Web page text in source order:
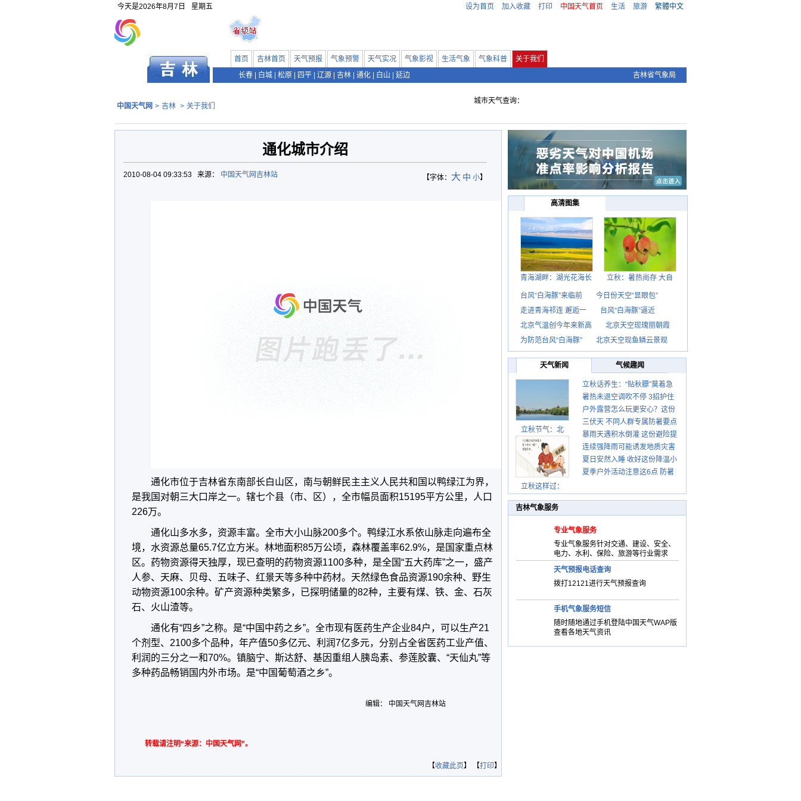
今天是2026年8月7日 星期五 设为首页 加入收藏 打印 中国天气首页 生活 旅游 繁體中文
首页 吉林首页 天气预报 气象预警 天气实况 气象影视 生活气象 气象科普
关于我们
长春
白城 松原 四平 辽源 吉林 通化 白山 延边 吉林省气象局
中国天气网 > 吉林 > 关于我们
城市天气查询：
通化城市介绍
【字体： 大 中 小】
2010-08-04 09:33:53 来源： 中国天气网吉林站
通化市位于吉林省东南部长白山区，南与朝鲜民主主义人民共和国以鸭绿江为界，
是我国对朝三大口岸之一。辖七个县（市、区），全市幅员面积15195平方公里，人口
226万。
通化山多水多，资源丰富。全市大小山脉200多个。鸭绿江水系依山脉走向遍布全
境，水资源总量65.7亿立方米。林地面积85万公顷，森林覆盖率62.9%，是国家重点林
区。药物资源得天独厚，现已查明的药物资源1100多种，是全国“五大药库”之一，盛产
人参、天麻、贝母、五味子、红景天等多种中药材。天然绿色食品资源190余种、野生
动物资源100余种。矿产资源种类繁多，已探明储量的82种，主要有煤、铁、金、石灰
石、火山渣等。
通化有“四乡”之称。是“中国中药之乡”。全市现有医药生产企业84户，可以生产21
个剂型、2100多个品种，年产值50多亿元、利润7亿多元，分别占全省医药工业产值、
利润的三分之一和70%。镇脑宁、斯达舒、基因重组人胰岛素、参莲胶囊、“天仙丸”等
多种药品畅销国内外市场。是“中国葡萄酒之乡”。
编辑： 中国天气网吉林站
转载请注明“来源：中国天气网”。
【收藏此页】 【打印】
高清图集
青海湖畔：湖光花海长 立秋：暑热尚存 大自
台风“白海豚”来临前
今日份天空“显眼包”
走进青海祁连 邂逅一
台风“白海豚”逼近
北京气温创今年来新高
北京天空现瑰丽朝霞
为防范台风“白海豚”
北京天空现鱼鳞云景观
天气新闻 气候趣闻
立秋节气：北
立秋这样过：
立秋话养生：“贴秋膘”莫着急
先清暑再防燥
暑热未退空调吹不停 3招护住
肩颈不酸痛
户外露营怎么玩更安心？这份
攻略请收好
三伏天 不同人群专属防暑要点
请收好
暴雨天遇积水倒灌 这份避险提
示请收好
连续强降雨可能诱发地质灾害
这些前兆要知道
夏日安然入睡 收好这份降温小
贴士
夏季户外活动注意这6点 防暑
吉林气象服务
专业气象服务
专业气象服务针对交通、建设、安全、
电力、水利、保险、旅游等行业需求
天气预报电话查询
拨打12121进行天气预报查询
手机气象服务短信
随时随地通过手机登陆中国天气WAP版
查看各地天气资讯